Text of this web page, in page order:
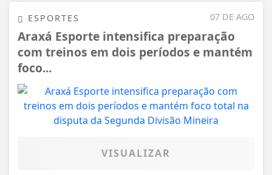
07 DE AGO
ESPORTES
Araxá Esporte intensifica preparação
com treinos em dois períodos e mantém
foco...
VISUALIZAR